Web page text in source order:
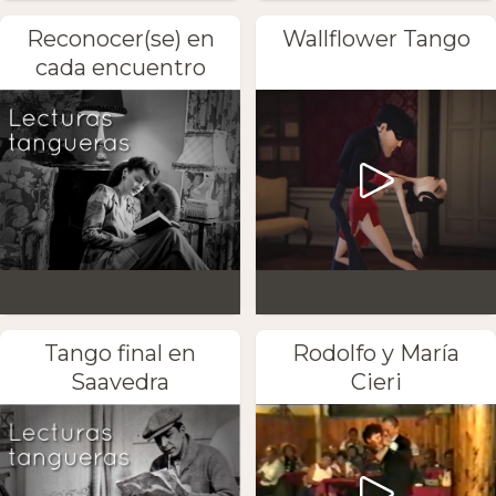
Reconocer(se) en
cada encuentro
Wallflower Tango
Tango final en
Saavedra
Rodolfo y María
Cieri